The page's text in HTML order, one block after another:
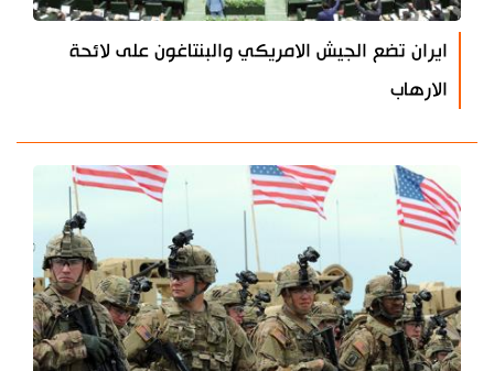
ايران تضع الجيش الامريكي والبنتاغون على لائحة
الارهاب